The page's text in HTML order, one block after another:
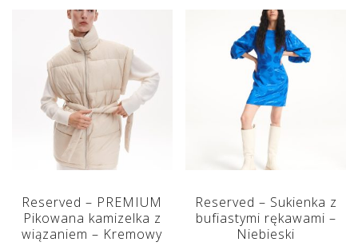
Reserved – PREMIUM
Pikowana kamizelka z
wiązaniem – Kremowy
Reserved – Sukienka z
bufiastymi rękawami –
Niebieski